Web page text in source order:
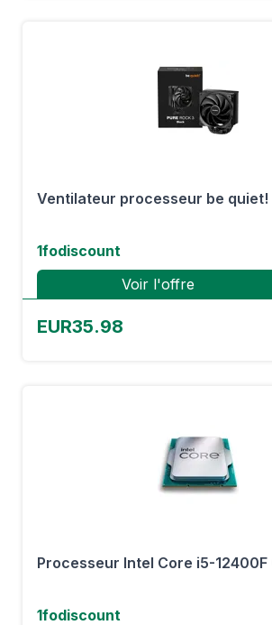
Ventilateur processeur be quiet!
1fodiscount
Voir l'offre
EUR35.98
Processeur Intel Core i5-12400F
1fodiscount